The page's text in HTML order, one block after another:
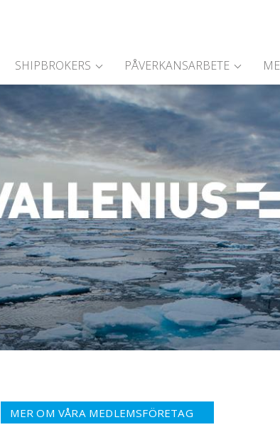
SHIPBROKERS PÅVERKANSARBETE
MER OM VÅRA MEDLEMSFÖRETAG